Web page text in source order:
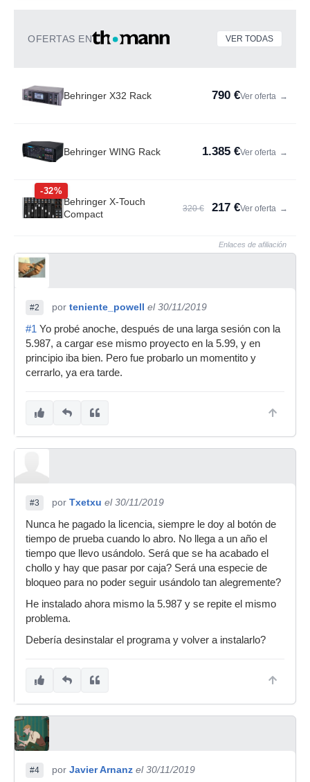
OFERTAS EN VER TODAS
Behringer X32 Rack 790 €Ver oferta →
Behringer WING Rack 1.385 €Ver oferta →
-32%
Behringer X-Touch
Compact
320 € 217 €Ver oferta →
Enlaces de afiliación
#2 por teniente_powell el 30/11/2019
#1 Yo probé anoche, después de una larga sesión con la
5.987, a cargar ese mismo proyecto en la 5.99, y en
principio iba bien. Pero fue probarlo un momentito y
cerrarlo, ya era tarde.
#3 por Txetxu el 30/11/2019
Nunca he pagado la licencia, siempre le doy al botón de
tiempo de prueba cuando lo abro. No llega a un año el
tiempo que llevo usándolo. Será que se ha acabado el
chollo y hay que pasar por caja? Será una especie de
bloqueo para no poder seguir usándolo tan alegremente?
He instalado ahora mismo la 5.987 y se repite el mismo
problema.
Debería desinstalar el programa y volver a instalarlo?
#4 por Javier Arnanz el 30/11/2019